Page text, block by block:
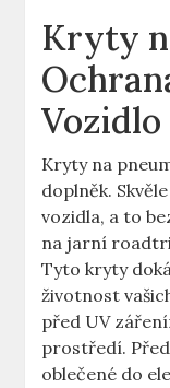
Kryty
Vozidlo
Kryty na
doplněk.
vozidla, a to
na jarní
Tyto kryty
životnost
před UV
prostředí.
oblečené do